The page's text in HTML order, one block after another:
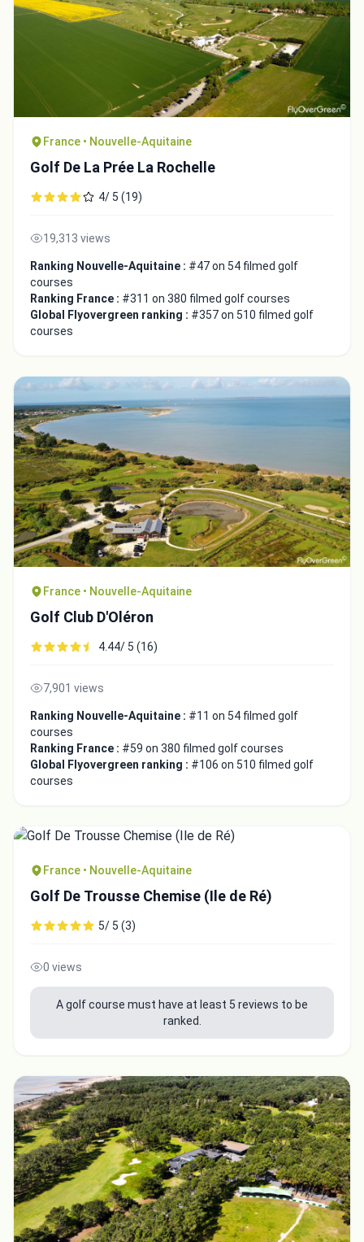
France • Nouvelle-Aquitaine
Golf De La Prée La Rochelle
4/ 5 (19)
19,313 views
Ranking Nouvelle-Aquitaine : #47 on 54 filmed golf
courses
Ranking France : #311 on 380 filmed golf courses
Global Flyovergreen ranking : #357 on 510 filmed golf
courses
France • Nouvelle-Aquitaine
Golf Club D'Oléron
4.44/ 5 (16)
7,901 views
Ranking Nouvelle-Aquitaine : #11 on 54 filmed golf
courses
Ranking France : #59 on 380 filmed golf courses
Global Flyovergreen ranking : #106 on 510 filmed golf
courses
France • Nouvelle-Aquitaine
Golf De Trousse Chemise (Ile de Ré)
5/ 5 (3)
0 views
A golf course must have at least 5 reviews to be
ranked.